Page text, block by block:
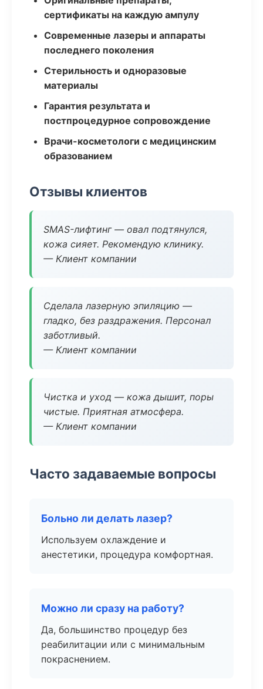
сертификаты на каждую ампулу
Современные лазеры и аппараты
последнего поколения
Стерильность и одноразовые
материалы
Гарантия результата и
постпроцедурное сопровождение
Врачи-косметологи с медицинским
образованием
Отзывы клиентов
SMAS-лифтинг — овал подтянулся,
кожа сияет. Рекомендую клинику.
— Клиент компании
Сделала лазерную эпиляцию —
гладко, без раздражения. Персонал
заботливый.
— Клиент компании
Чистка и уход — кожа дышит, поры
чистые. Приятная атмосфера.
— Клиент компании
Часто задаваемые вопросы
Больно ли делать лазер?
Используем охлаждение и
анестетики, процедура комфортная.
Можно ли сразу на работу?
Да, большинство процедур без
реабилитации или с минимальным
покраснением.